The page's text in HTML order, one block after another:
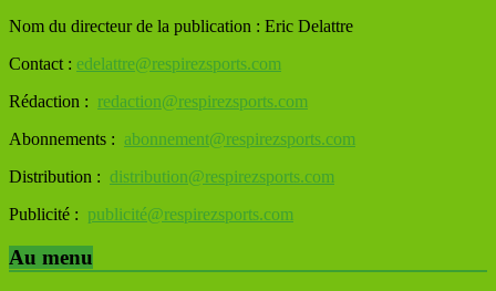
Nom du directeur de la publication : Eric Delattre
Contact : edelattre@respirezsports.com
Rédaction : redaction@respirezsports.com
Abonnements : abonnement@respirezsports.com
Distribution : distribution@respirezsports.com
Publicité : publicité@respirezsports.com
Au menu